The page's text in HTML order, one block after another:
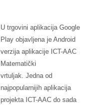
U trgovini aplikacija Google
Play objavljena je Android
verzija aplikacije ICT-AAC
Matematički
vrtuljak. Jedna od
najpopularnijih aplikacija
projekta ICT-AAC do sada